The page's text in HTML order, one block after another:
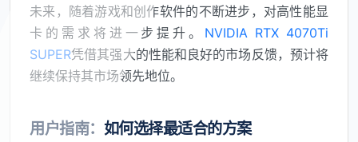
未来，随着游戏和创作软件的不断进步，对高性能显
卡的需求将进一步提升。 NVIDIA RTX 4070Ti
SUPER凭借其强大的性能和良好的市场反馈，预计将
继续保持其市场领先地位。
用户指南：如何选择最适合的方案